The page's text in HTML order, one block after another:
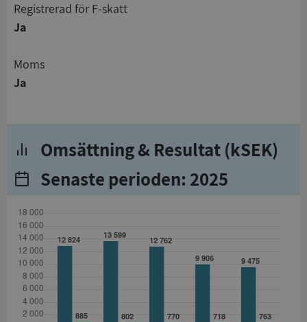
registrerad för F-skatt
Ja
Moms
Ja
Omsättning & Resultat (kSEK)
Senaste perioden: 2025